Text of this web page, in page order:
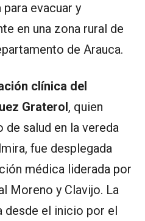
evacuar y
en una zona rural de
de Arauca.
clínica del
Graterol, quien
salud en la vereda
fue desplegada
médica liderada por
Moreno y Clavijo. La
desde el inicio por el